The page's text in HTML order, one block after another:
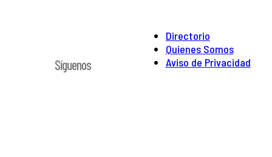
Directorio
Quienes Somos
Aviso de Privacidad
Síguenos